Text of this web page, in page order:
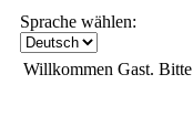
Sprache wählen:
Willkommen Gast. Bitte